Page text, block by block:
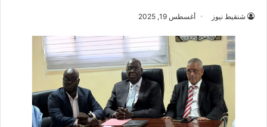
شنقيط نيوز أغسطس 19, 2025